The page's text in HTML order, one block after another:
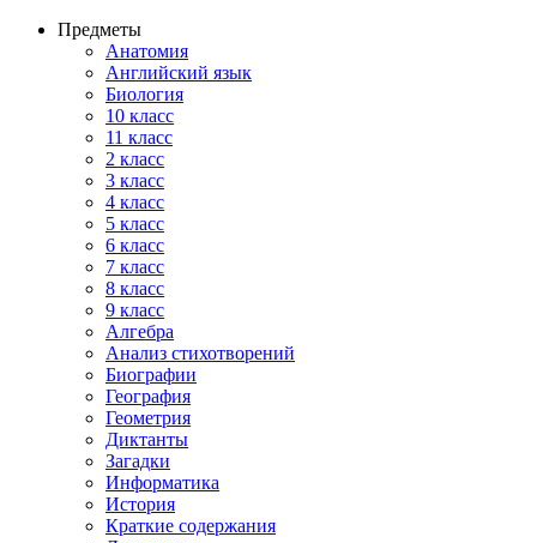
Предметы
Анатомия
Английский язык
Биология
10 класс
11 класс
2 класс
3 класс
4 класс
5 класс
6 класс
7 класс
8 класс
9 класс
Алгебра
Анализ стихотворений
Биографии
География
Геометрия
Диктанты
Загадки
Информатика
История
Краткие содержания